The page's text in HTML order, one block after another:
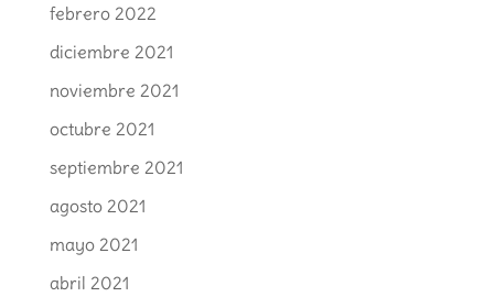
febrero 2022
diciembre 2021
noviembre 2021
octubre 2021
septiembre 2021
agosto 2021
mayo 2021
abril 2021